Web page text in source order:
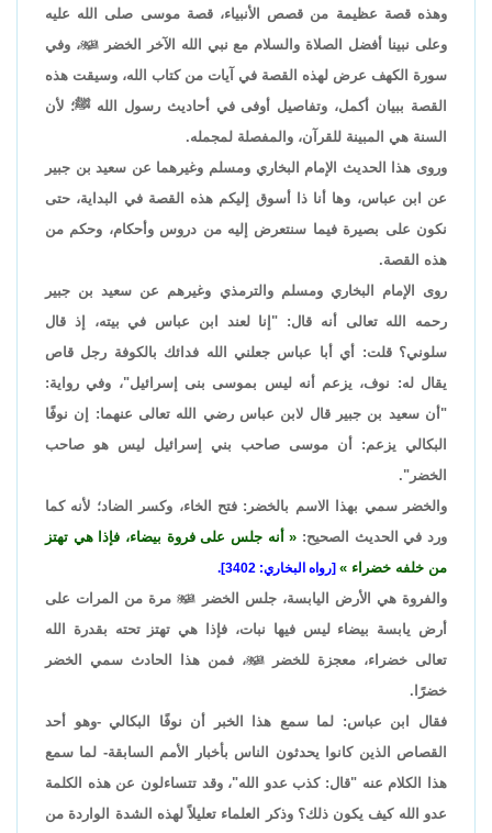
وهذه قصة عظيمة من قصص الأنبياء، قصة موسى صلى الله عليه
وعلى نبينا أفضل الصلاة والسلام مع نبي الله الآخر الخضر، وفي
سورة الكهف عرض لهذه القصة في آيات من كتاب الله، وسيقت هذه
القصة ببيان أكمل، وتفاصيل أوفى في أحاديث رسول الله ﷺ؛ لأن
السنة هي المبينة للقرآن، والمفصلة لمجمله.
وروى هذا الحديث الإمام البخاري ومسلم وغيرهما عن سعيد بن جبير
عن ابن عباس، وها أنا ذا أسوق إليكم هذه القصة في البداية، حتى
نكون على بصيرة فيما سنتعرض إليه من دروس وأحكام، وحكم من
هذه القصة.
روى الإمام البخاري ومسلم والترمذي وغيرهم عن سعيد بن جبير
رحمه الله تعالى أنه قال: "إنا لعند ابن عباس في بيته، إذ قال
سلوني؟ قلت: أي أبا عباس جعلني الله فدائك بالكوفة رجل قاص
يقال له: نوف، يزعم أنه ليس بموسى بنى إسرائيل"، وفي رواية:
"أن سعيد بن جبير قال لابن عباس رضي الله تعالى عنهما: إن نوفًا
البكالي يزعم: أن موسى صاحب بني إسرائيل ليس هو صاحب
الخضر".
والخضر سمي بهذا الاسم بالخضر: فتح الخاء، وكسر الضاد؛ لأنه كما
ورد في الحديث الصحيح:
أنه جلس على فروة بيضاء، فإذا هي تهتز
من خلفه خضراء
[رواه البخاري: 3402].
والفروة هي الأرض اليابسة، جلس الخضر مرة من المرات على
أرض يابسة بيضاء ليس فيها نبات، فإذا هي تهتز تحته بقدرة الله
تعالى خضراء، معجزة للخضر ، فمن هذا الحادث سمي الخضر
خضرًا.
فقال ابن عباس: لما سمع هذا الخبر أن نوفًا البكالي -وهو أحد
القصاص الذين كانوا يحدثون الناس بأخبار الأمم السابقة- لما سمع
هذا الكلام عنه "قال: كذب عدو الله"، وقد تتساءلون عن هذه الكلمة
عدو الله كيف يكون ذلك؟ وذكر العلماء تعليلاً لهذه الشدة الواردة من